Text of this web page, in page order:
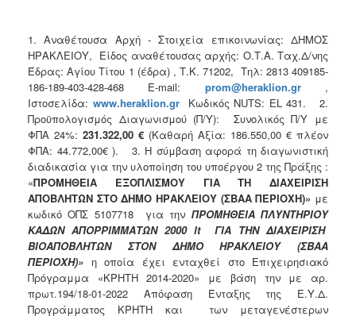
ΗΡΑΚΛΕΙΟ
1. Αναθέτουσα Αρχή - Στοιχεία επικοινωνίας: ΔΗΜΟΣ
ΗΡΑΚΛΕΙΟΥ, Είδος αναθέτουσας αρχής: Ο.Τ.Α. Ταχ.Δ/νης
Έδρας: Αγίου Τίτου 1 (έδρα) , Τ.Κ. 71202, Τηλ: 2813 409185-
186-189-403-428-468 E-mail: prom@heraklion.gr,
Ιστοσελίδα: www.heraklion.gr
Κωδικός NUTS: EL 431. 2.
Προϋπολογισμός Διαγωνισμού (Π/Υ): Συνολικός Π/Υ με
ΦΠΑ 24%: 231.322,00 € (Καθαρή Αξία: 186.550,00 € πλέον
ΦΠΑ: 44.772,00€ ). 3. Η σύμβαση αφορά τη διαγωνιστική
διαδικασία για την υλοποίηση του υποέργου 2 της Πράξης :
«ΠΡΟΜΗΘΕΙΑ ΕΞΟΠΛΙΣΜΟΥ ΓΙΑ ΤΗ ΔΙΑΧΕΙΡΙΣΗ
ΑΠΟΒΛΗΤΩΝ ΣΤΟ ΔΗΜΟ ΗΡΑΚΛΕΙΟΥ (ΣΒΑΑ ΠΕΡΙΟΧΗ)» με
κωδικό ΟΠΣ 5107718 για την ΠΡΟΜΗΘΕΙΑ ΠΛΥΝΤΗΡΙΟΥ
ΚΑΔΩΝ ΑΠΟΡΡΙΜΜΑΤΩΝ 2000 lt ΓΙΑ ΤΗΝ ΔΙΑΧΕΙΡΙΣΗ
ΒΙΟΑΠΟΒΛΗΤΩΝ ΣΤΟΝ ΔΗΜΟ ΗΡΑΚΛΕΙΟΥ (ΣΒΑΑ
ΠΕΡΙΟΧΗ)» η οποία έχει ενταχθεί στο Επιχειρησιακό
Πρόγραμμα «ΚΡΗΤΗ 2014-2020» με βάση την με αρ.
πρωτ.194/18-01-2022 Απόφαση Ένταξης της Ε.Υ.Δ.
Προγράμματος ΚΡΗΤΗ και των μεταγενέστερων